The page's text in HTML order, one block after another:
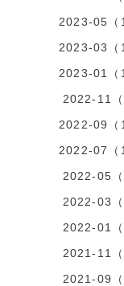
2023-05（
2023-03（
2023-01（
2022-11（
2022-09（
2022-07（
2022-05（
2022-03（
2022-01（
2021-11（
2021-09（